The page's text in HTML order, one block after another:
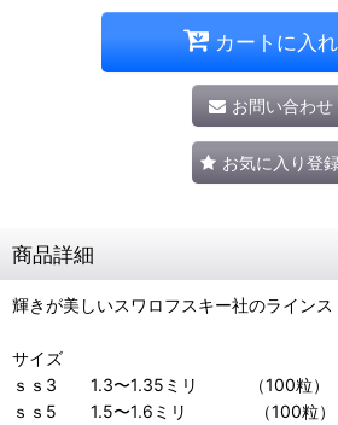
カートに入
お問い合わせ
お気に入り登
商品詳細
輝きが美しいスワロフスキー社のラインス
サイズ
ｓｓ3 1.3〜1.35ミリ （100粒
ｓｓ5 1.5〜1.6ミリ （100粒）